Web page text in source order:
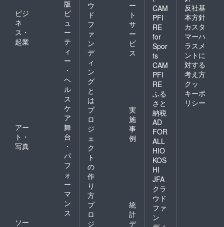
版
ビジ
ネ
ス・
起業
ビ
ュ
ー
テ
ィ
ー
・
ヘ
ル
ス
ケ
ア
アー
ト・
写真
舞
台
・
パ
フ
ォ
ー
マ
ン
ス
ソー
ウ
ド
フ
ァ
ン
デ
ィ
ン
グ
と
は
ー
ト
サ
ー
ビ
ス
プ
ロ
ジ
ェ
ク
ト
の
作
り
方
実
施
事
例
プ
ロ
ジ
統
計
デ
CAM
PFI
RE
for
Spor
ts
CAM
PFI
RE
ふる
さと
納税
AD
FOR
ALL
HIO
KOS
HI
JFA
クラ
ウド
ファ
ン
反社基
本方針
カスタ
マーハ
ラスメ
ントに
対する
考え方
クッ
キーポ
リシー